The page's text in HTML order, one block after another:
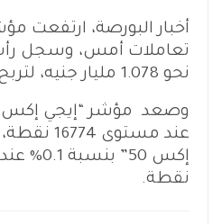
أخبار البورصة، ارتفعت
تعاملات أمس، وسجل
نحو 1.078 مليار جنيه، لتربح نحو 6 مليارات جنيه.
عند
نقطة.